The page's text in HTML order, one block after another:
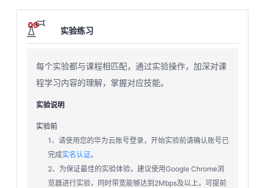
03
实验练习
每个实验都与课程相匹配，通过实验操作，加深对课
程学习内容的理解，掌握对应技能。
实验说明
实验前
1、请使用您的华为云账号登录，开始实验前请确认账号已
完成实名认证。
2、为保证最佳的实验体验，建议使用Google Chrome浏
览器进行实验，同时带宽能够达到2Mbps及以上，可提前